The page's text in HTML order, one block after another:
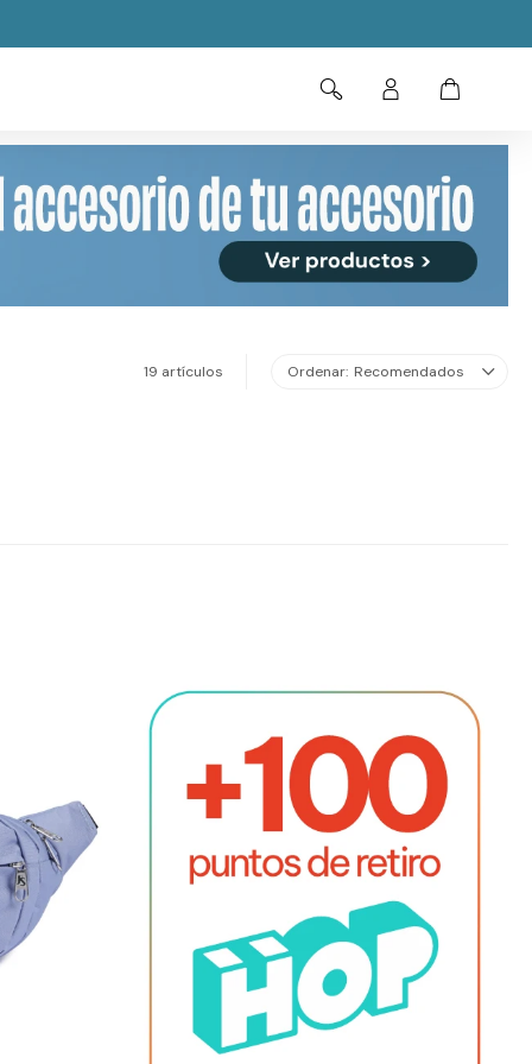
19 artículos Recomendados